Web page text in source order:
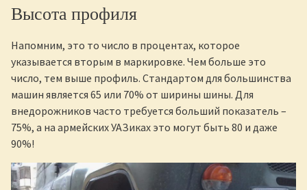
Высота профиля
Напомним, это то число в процентах, которое
указывается вторым в маркировке. Чем больше это
число, тем выше профиль. Стандартом для большинства
машин является 65 или 70% от ширины шины. Для
внедорожников часто требуется больший показатель –
75%, а на армейских УАЗиках это могут быть 80 и даже
90%!